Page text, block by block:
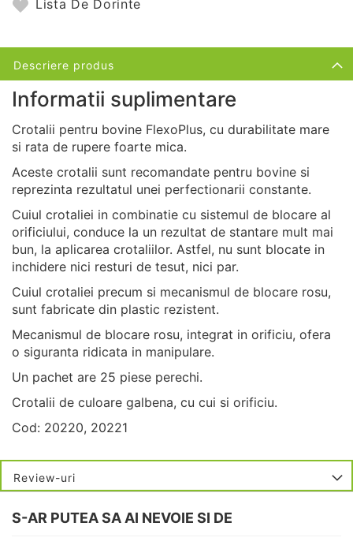
Lista De Dorinte
Descriere produs
Informatii suplimentare
Crotalii pentru bovine FlexoPlus, cu durabilitate mare
si rata de rupere foarte mica.
Aceste crotalii sunt recomandate pentru bovine si
reprezinta rezultatul unei perfectionarii constante.
Cuiul crotaliei in combinatie cu sistemul de blocare al
orificiului, conduce la un rezultat de stantare mult mai
bun, la aplicarea crotaliilor. Astfel, nu sunt blocate in
inchidere nici resturi de tesut, nici par.
Cuiul crotaliei precum si mecanismul de blocare rosu,
sunt fabricate din plastic rezistent.
Mecanismul de blocare rosu, integrat in orificiu, ofera
o siguranta ridicata in manipulare.
Un pachet are 25 piese perechi.
Crotalii de culoare galbena, cu cui si orificiu.
Cod: 20220, 20221
Review-uri
S-AR PUTEA SA AI NEVOIE SI DE